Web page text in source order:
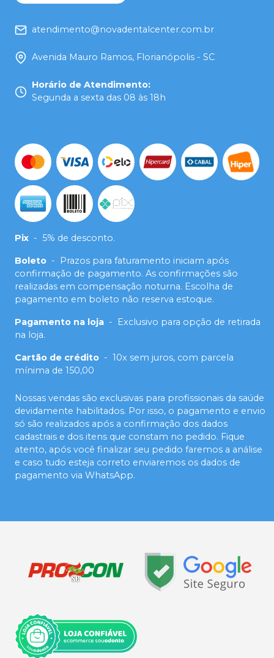
atendimento@novadentalcenter.com.br
Avenida Mauro Ramos, Florianópolis - SC
Horário de Atendimento:
Segunda a sexta das 08 às 18h
Pix - 5% de desconto.
Boleto -
Prazos para faturamento iniciam após
confirmação de pagamento. As confirmações são
realizadas em compensação noturna. Escolha de
pagamento em boleto não reserva estoque.
Pagamento na loja -
Exclusivo para opção de retirada
na loja.
Cartão de crédito - 10x sem juros, com parcela
mínima de 150,00
Nossas vendas são exclusivas para profissionais da saúde
devidamente habilitados. Por isso, o pagamento e envio
só são realizados após a confirmação dos dados
cadastrais e dos itens que constam no pedido. Fique
atento, após você finalizar seu pedido faremos a análise
e caso tudo esteja correto enviaremos os dados de
pagamento via WhatsApp.